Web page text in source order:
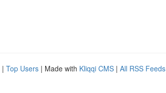
| Top Users | Made with Kliqqi CMS | All RSS Feeds